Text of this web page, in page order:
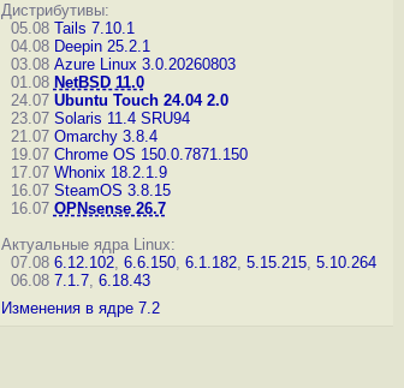
Дистрибутивы:
05.08 Tails 7.10.1
04.08 Deepin 25.2.1
03.08 Azure Linux 3.0.20260803
01.08 NetBSD 11.0
24.07 Ubuntu Touch 24.04 2.0
23.07 Solaris 11.4 SRU94
21.07 Omarchy 3.8.4
19.07 Chrome OS 150.0.7871.150
17.07 Whonix 18.2.1.9
16.07 SteamOS 3.8.15
16.07 OPNsense 26.7
Актуальные ядра Linux:
07.08 6.12.102, 6.6.150, 6.1.182, 5.15.215, 5.10.264
06.08 7.1.7, 6.18.43
Изменения в ядре 7.2